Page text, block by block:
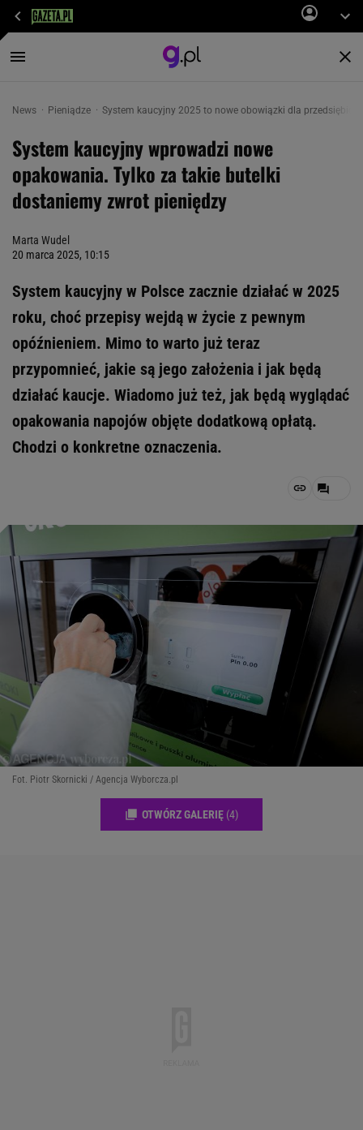
News Pieniądze System kaucyjny 2025 to nowe obowiązki dla
System kaucyjny wprowadzi nowe
opakowania. Tylko za takie butelki
dostaniemy zwrot pieniędzy
Marta Wudel
20 marca 2025, 10:15
System kaucyjny w Polsce zacznie działać w 2025
roku, choć przepisy wejdą w życie z pewnym
opóźnieniem. Mimo to warto już teraz
przypomnieć, jakie są jego założenia i jak będą
działać kaucje. Wiadomo już też, jak będą wyglądać
opakowania napojów objęte dodatkową opłatą.
Chodzi o konkretne oznaczenia.
Fot. Piotr Skornicki / Agencja Wyborcza.pl
OTWÓRZ GALERIĘ (4)